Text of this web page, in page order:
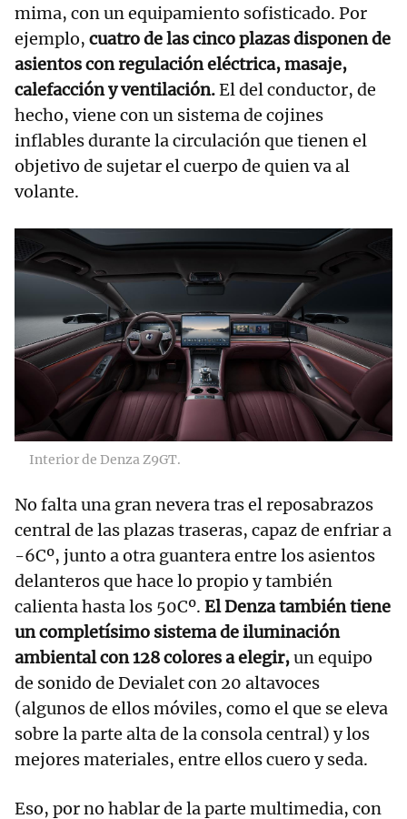
mima, con un equipamiento sofisticado. Por
ejemplo, cuatro de las cinco plazas disponen de
asientos con regulación eléctrica, masaje,
calefacción y ventilación.El del conductor, de
hecho, viene con un sistema de cojines
inflables durante la circulación que tienen el
objetivo de sujetar el cuerpo de quien va al
volante.
Interior de Denza Z9GT.
No falta una gran nevera tras el reposabrazos
central de las plazas traseras, capaz de enfriar a
-6Cº, junto a otra guantera entre los asientos
delanteros que hace lo propio y también
calienta hasta los 50Cº. El Denza también tiene
un completísimo sistema de iluminación
ambiental con 128 colores a elegir,un equipo
de sonido de Devialet con 20 altavoces
(algunos de ellos móviles, como el que se eleva
sobre la parte alta de la consola central) y los
mejores materiales, entre ellos cuero y seda.
Eso, por no hablar de la parte multimedia, con